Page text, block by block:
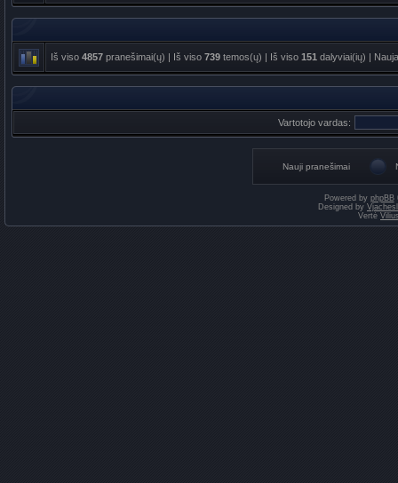
Iš viso 4857 pranešimai(ų) | Iš viso 739 temos(ų) | Iš viso 151 dalyviai(ių) |
Vartotojo vardas:
Nauji pranešimai
Powered by phpBB
Designed by
Vertė